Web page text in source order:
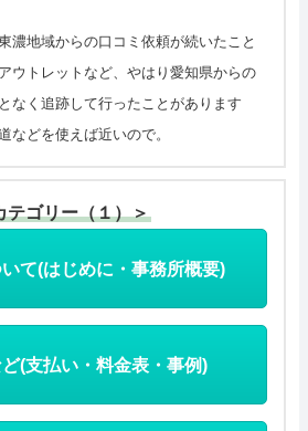
濃地域からの口コミ依頼が続いたこと
ウトレットなど、やはり愛知県からの
なく追跡して行ったことがあります
どを使えば近いので。
テゴリー（１）＞
て(はじめに・事務所概要)
(支払い・料金表・事例)